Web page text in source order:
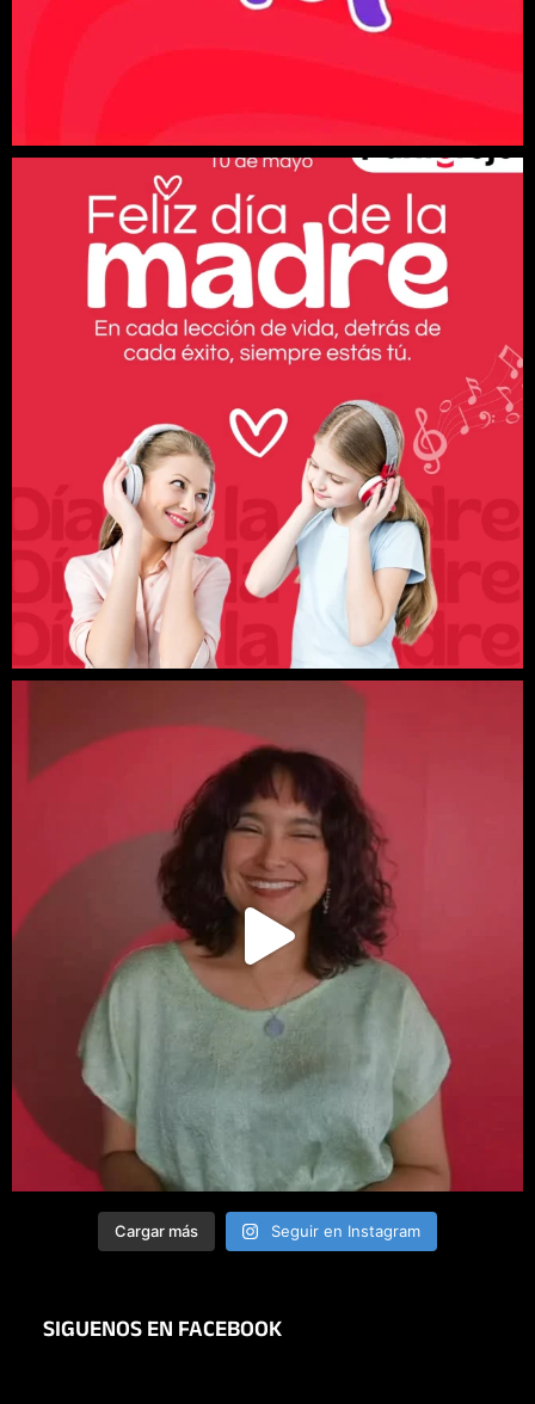
Cargar más Seguir en Instagram
SIGUENOS EN FACEBOOK